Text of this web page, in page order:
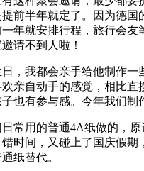
前半年就定了。因为德国
年就安排行程，旅行会友
请不到人啦！
，我都会亲手给他制作一
亲自动手的感觉，相比直
也有参与感。今年我们制
常用的普通4A纸做的，
时间，又碰上了国庆假期
纸替代。